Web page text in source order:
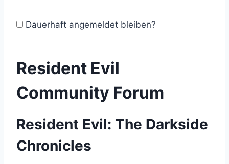
Dauerhaft angemeldet bleiben?
Resident Evil
Community Forum
Resident Evil: The Darkside
Chronicles